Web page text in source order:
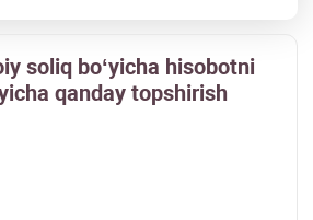
soliq boʻyicha hisobotni
qanday topshirish